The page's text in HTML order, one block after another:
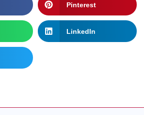
Pinterest
LinkedIn